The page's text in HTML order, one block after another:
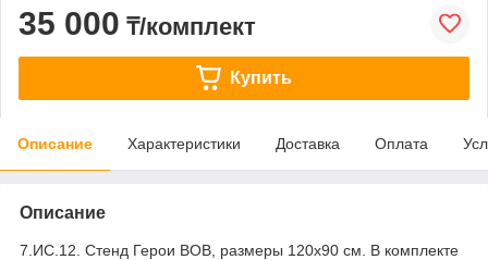
35 000 ₸/комплект
Купить
Описание Характеристики Доставка Оплата
Описание
7.ИС.12. Стенд Герои ВОВ, размеры 120х90 см. В комплекте